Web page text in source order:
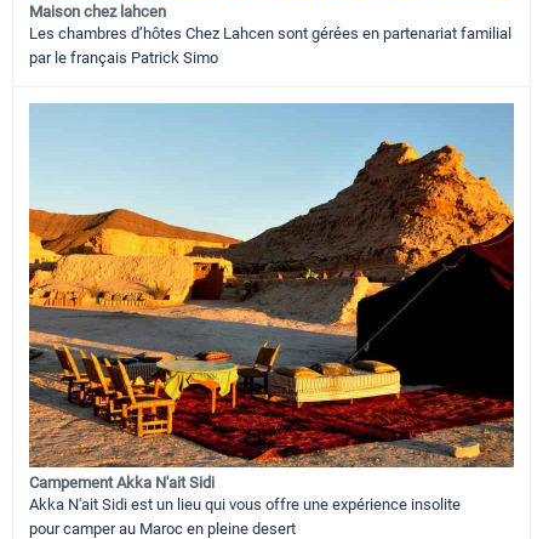
Maison chez lahcen
Les chambres d’hôtes Chez Lahcen sont gérées en partenariat familial
par le français Patrick Simo
Campement Akka N'ait Sidi
Akka N'ait Sidi est un lieu qui vous offre une expérience insolite
pour camper au Maroc en pleine desert